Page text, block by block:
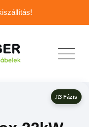
3 Fázis